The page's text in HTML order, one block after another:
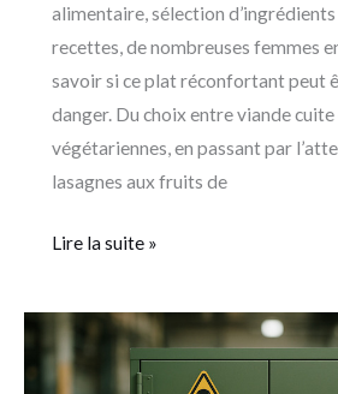
alimentaire, sélection
recettes, de nombreuses femmes
savoir si ce plat réconfortant peut
danger. Du choix entre viande
végétariennes, en passant par
lasagnes aux fruits de
Lire la suite »
Armoire
phytosanitaire